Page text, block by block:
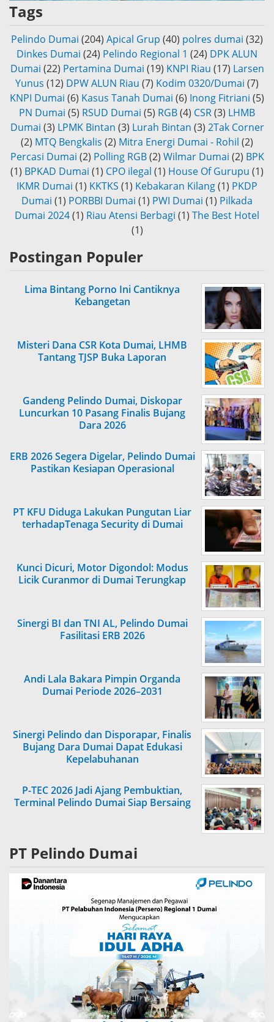
Tags
Pelindo Dumai (204) Apical Grup (40) polres dumai (32)
Dinkes Dumai (24) Pelindo Regional 1 (24) DPK ALUN
Dumai (22) Pertamina Dumai (19) KNPI Riau (17) Larsen
Yunus (12) DPW ALUN Riau (7) Kodim 0320/Dumai (7)
KNPI Dumai (6) Kasus Tanah Dumai (6) Inong Fitriani (5)
PN Dumai (5) RSUD Dumai (5) RGB(4) CSR(3) LHMB
Dumai (3) LPMK Bintan (3) Lurah Bintan (3) 2Tak Corner
(2) MTQ Bengkalis (2) Mitra Energi Dumai - Rohil (2)
Percasi Dumai (2) Polling RGB (2) Wilmar Dumai (2) BPK
(1) BPKAD Dumai (1) CPO ilegal (1) House Of Gurupu (1)
IKMR Dumai (1) KKTKS (1) Kebakaran Kilang(1) PKDP
Dumai (1) PORBBI Dumai (1) PWI Dumai (1) Pilkada
Dumai 2024(1) Riau Atensi Berbagi (1) The Best Hotel
(1)
Postingan Populer
Lima Bintang Porno Ini Cantiknya
Kebangetan
Misteri Dana CSR Kota Dumai, LHMB
Tantang TJSP Buka Laporan
Gandeng Pelindo Dumai, Diskopar
Luncurkan 10 Pasang Finalis Bujang
Dara 2026
ERB 2026 Segera Digelar, Pelindo Dumai
Pastikan Kesiapan Operasional
PT KFU Diduga Lakukan Pungutan Liar
terhadapTenaga Security di Dumai
Kunci Dicuri, Motor Digondol: Modus
Licik Curanmor di Dumai Terungkap
Sinergi BI dan TNI AL, Pelindo Dumai
Fasilitasi ERB 2026
Andi Lala Bakara Pimpin Organda
Dumai Periode 2026–2031
Sinergi Pelindo dan Disporapar, Finalis
Bujang Dara Dumai Dapat Edukasi
Kepelabuhanan
P-TEC 2026 Jadi Ajang Pembuktian,
Terminal Pelindo Dumai Siap Bersaing
PT Pelindo Dumai